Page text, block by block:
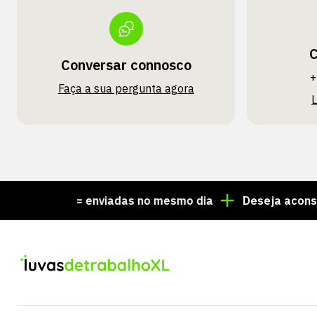
Conversar connosco
Faça a sua pergunta agora
= enviadas no mesmo dia Deseja